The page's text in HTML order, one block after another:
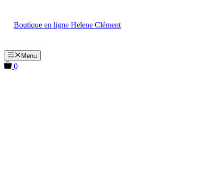
contenu
Boutique en ligne Helene Clément
Menu
0